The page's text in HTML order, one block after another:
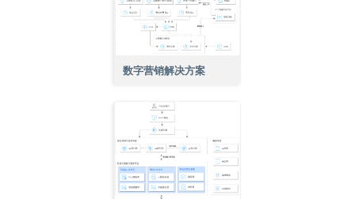
数字营销解决方案